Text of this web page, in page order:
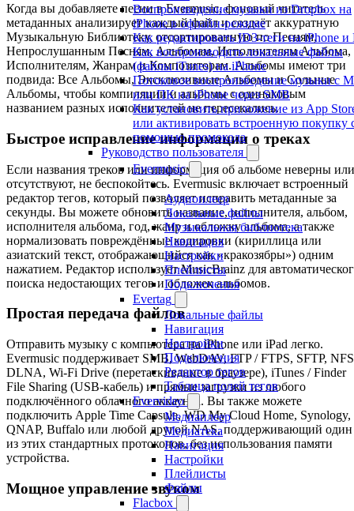
Воспроизведение музыки из Dropbox на
iPhone в офлайн-режиме
Как редактировать ID3-теги на iPhone и
Как воспроизводить локальные файлы
(файлы iTunes) на iPhone
Потоковое воспроизведение музыки с
или ПК на iPhone через SMB
Как установить приложение из App
или активировать встроенную покупку
помощью промокода
Руководство пользователя
Evermusic
Аудиоплеер
Локальные файлы
Музыкальная библиотека
Навигация
Настройки
Плейлисты
Подключения
Evertag
Локальные файлы
Навигация
Настройки
Подключения
Редактор тегов
Таблица полей тегов
Evervideo
Медиаплеер
Медиатека
Навигация
Настройки
Плейлисты
Файлы
Flacbox
Когда вы добавляете песни в Evermusic, фоновый читатель
метаданных анализирует каждый файл и создаёт аккуратную
Музыкальную Библиотеку, отсортированную по Песням,
Непрослушанным Песням, Альбомам, Исполнителям Альбома,
Исполнителям, Жанрам и Композиторам. Альбомы имеют три
подвида: Все Альбомы, Эксклюзивные Альбомы и Сольные
Альбомы, чтобы компиляции и альбомы с одинаковым
названием разных исполнителей не пересекались.
Быстрое исправление информации о треках
Если названия треков или информация об альбоме неверны или
отсутствуют, не беспокойтесь. Evermusic включает встроенный
редактор тегов, который позволяет исправить метаданные за
секунды. Вы можете обновить название, исполнителя, альбом,
исполнителя альбома, год, жанр и обложку альбома, а также
нормализовать повреждённые кодировки (кириллица или
азиатский текст, отображающийся как «кракозябры») одним
нажатием. Редактор использует MusicBrainz для
поиска недостающих тегов и обложек альбомов.
Простая передача файлов
Отправить музыку с компьютера на iPhone или iPad легко.
Evermusic поддерживает SMB, WebDAV, FTP / FTPS, SFTP,
DLNA, Wi-Fi Drive (перетаскивание в браузере), iTunes / Finder
File Sharing (USB-кабель) и прямые загрузки из любого
подключённого облачного аккаунта. Вы также можете
подключить Apple Time Capsule, WD My Cloud Home, Synology,
QNAP, Buffalo или любой другой NAS, поддерживающий один
из этих стандартных протоколов, без использования памяти
устройства.
Мощное управление звуком